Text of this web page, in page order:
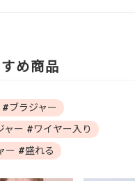
め商品
ブラジャー
ャー #ワイヤー入り
ー #盛れる